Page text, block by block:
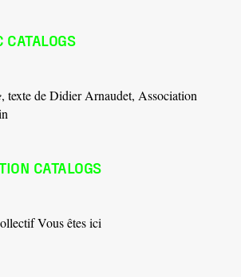
CATALOGS
, texte de Didier Arnaudet, Association
CATALOGS
Vous êtes ici